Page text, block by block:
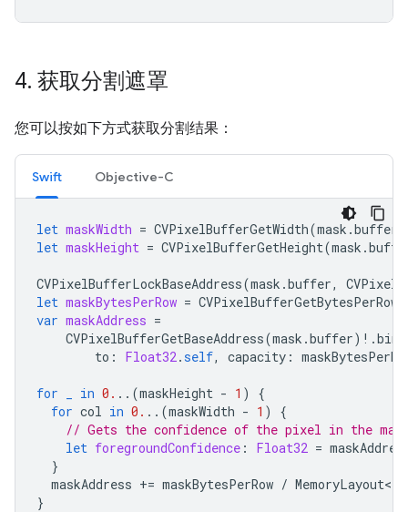
4. 获取分割遮罩
您可以按如下方式获取分割结果：
Swift Objective-C
let maskWidth = CVPixelBufferGetWidth(mask .buffer
let maskHeight = CVPixelBufferGetHeight(mask .
CVPixelBufferLockBaseAddress(mask .buffer,
let maskBytesPerRow = CVPixelBufferGetBytesPerRow
var maskAddress =
CVPixelBufferGetBaseAddress(mask .buffer) ! .
to : Float32.self, capacity :
for in 0. ..(maskHeight - 1 )
{
for col in 0. ..(maskWidth - 1 )
{
// Gets the confidence of the pixel in the
let foregroundConfidence : Float32 =
}
maskAddress += maskBytesPerRow /
}